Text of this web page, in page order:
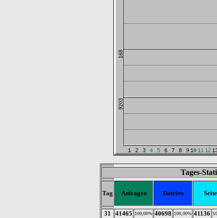
Tages-
Tag Anfragen Dateien
31 41465 100,00% 40698 100,00% 41136